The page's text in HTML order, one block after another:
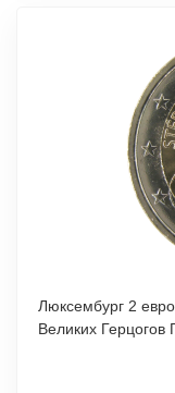
Люксембург 2
Великих